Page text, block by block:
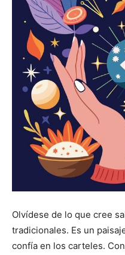
Olvídese de lo que cree
tradicionales. Es un
confía en los carteles.